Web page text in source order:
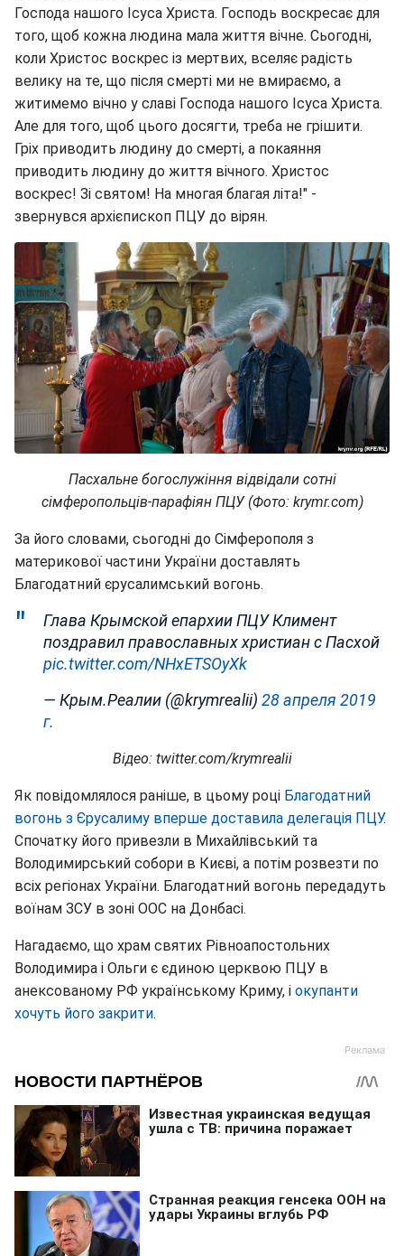
Господа нашого Ісуса Христа. Господь воскресає для
того, щоб кожна людина мала життя вічне. Сьогодні,
коли Христос воскрес із мертвих, вселяє радість
велику на те, що після смерті ми не вмираємо, а
житимемо вічно у славі Господа нашого Ісуса Христа.
Але для того, щоб цього досягти, треба не грішити.
Гріх приводить людину до смерті, а покаяння
приводить людину до життя вічного. Христос
воскрес! Зі святом! На многая благая літа!" -
звернувся архієпископ ПЦУ до вірян.
Пасхальне богослужіння відвідали сотні
сімферопольців-парафіян ПЦУ (Фото: krymr.com)
За його словами, сьогодні до Сімферополя з
материкової частини України доставлять
Благодатний єрусалимський вогонь.
Глава Крымской епархии ПЦУ Климент
поздравил православных христиан с Пасхой
pic.twitter.com/NHxETSOyXk
— Крым.Реалии (@krymrealii) 28 апреля 2019
г.
Відео: twitter.com/krymrealii
Як повідомлялося раніше, в цьому році Благодатний
вогонь з Єрусалиму вперше доставила делегація ПЦУ.
Спочатку його привезли в Михайлівський та
Володимирський собори в Києві, а потім розвезти по
всіх регіонах України. Благодатний вогонь передадуть
воїнам ЗСУ в зоні ООС на Донбасі.
Нагадаємо, що храм святих Рівноапостольних
Володимира і Ольги є єдиною церквою ПЦУ в
анексованому РФ українському Криму, і окупанти
хочуть його закрити.